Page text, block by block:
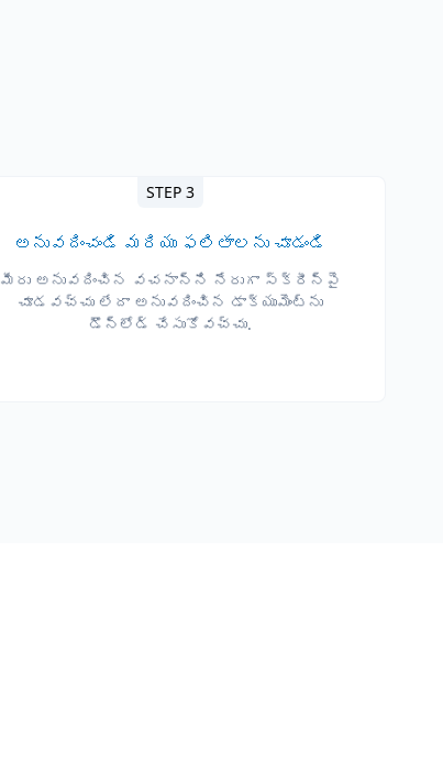
STEP 3
అనువదించండి మరియు ఫలితాలను చూడండి
మీరు అనువదించిన వచనాన్ని నేరుగా స్క్రీన్‌పై
చూడవచ్చు లేదా అనువదించిన డాక్యుమెంట్‌ను
డౌన్‌లోడ్ చేసుకోవచ్చు.